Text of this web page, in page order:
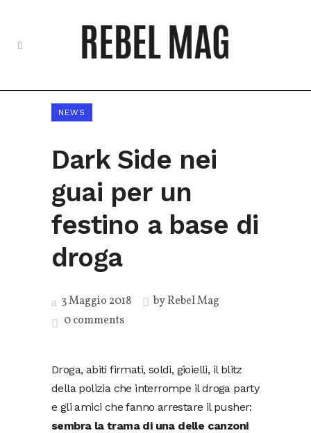
NEWS
Dark Side nei
guai per un
festino a base di
droga
3 Maggio 2018 byRebel Mag
0 comments
Droga, abiti firmati, soldi, gioielli, il blitz
della polizia che interrompe il droga party
e gli amici che fanno arrestare il pusher:
sembra la trama di una delle canzoni